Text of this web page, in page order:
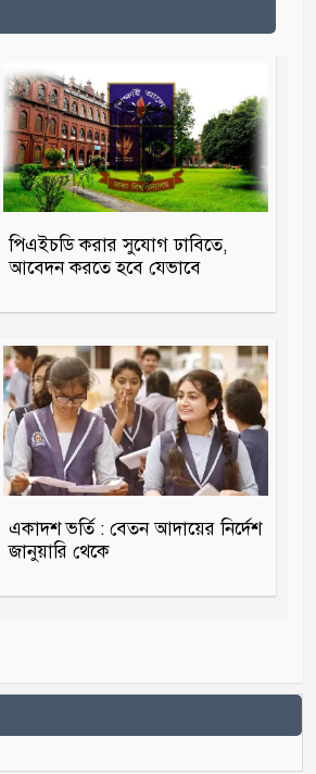
পিএইচডি করার সুযোগ ঢাবিতে,
আবেদন করতে হবে যেভাবে
একাদশ ভর্তি : বেতন আদায়ের নির্দেশ
জানুয়ারি থেকে